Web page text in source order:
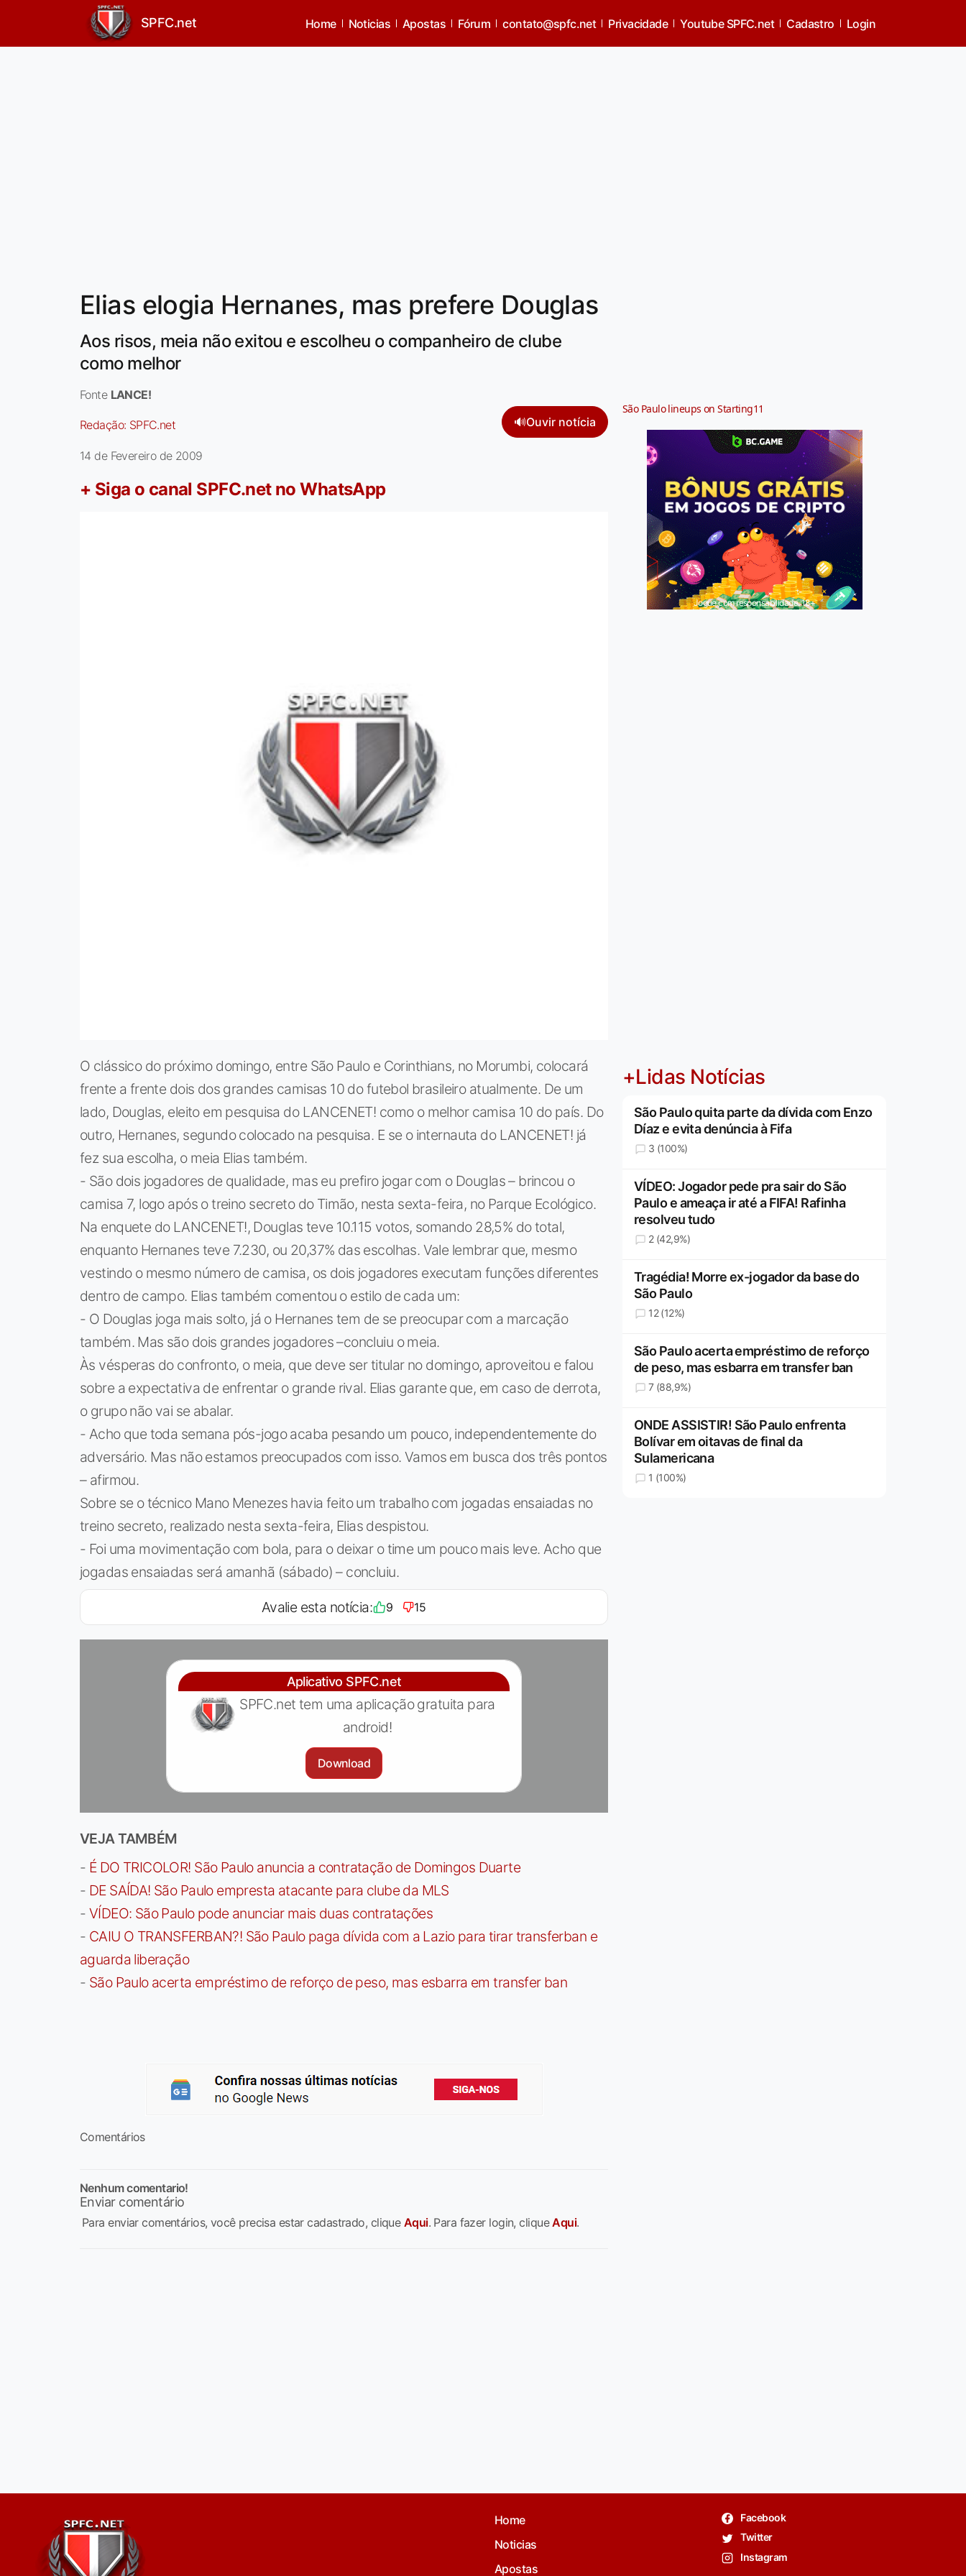
SPFC.net Home Noticias Apostas Fórum contato@spfc.net Privacidade Youtube SPFC.net Cadastro Login
Elias elogia Hernanes, mas prefere Douglas
Aos risos, meia não exitou e escolheu o companheiro de clube
como melhor
Fonte LANCE!
Redação: SPFC.net 🔊Ouvir notícia
14 de Fevereiro de 2009
+ Siga o canal SPFC.net no WhatsApp
O clássico do próximo domingo, entre São Paulo e Corinthians, no Morumbi, colocará
frente a frente dois dos grandes camisas 10 do futebol brasileiro atualmente. De um
lado, Douglas, eleito em pesquisa do LANCENET! como o melhor camisa 10 do país. Do
outro, Hernanes, segundo colocado na pesquisa. E se o internauta do LANCENET! já
fez sua escolha, o meia Elias também.
- São dois jogadores de qualidade, mas eu prefiro jogar com o Douglas – brincou o
camisa 7, logo após o treino secreto do Timão, nesta sexta-feira, no Parque Ecológico.
Na enquete do LANCENET!, Douglas teve 10.115 votos, somando 28,5% do total,
enquanto Hernanes teve 7.230, ou 20,37% das escolhas. Vale lembrar que, mesmo
vestindo o mesmo número de camisa, os dois jogadores executam funções diferentes
dentro de campo. Elias também comentou o estilo de cada um:
- O Douglas joga mais solto, já o Hernanes tem de se preocupar com a marcação
também. Mas são dois grandes jogadores –concluiu o meia.
Às vésperas do confronto, o meia, que deve ser titular no domingo, aproveitou e falou
sobre a expectativa de enfrentar o grande rival. Elias garante que, em caso de derrota,
o grupo não vai se abalar.
- Acho que toda semana pós-jogo acaba pesando um pouco, independentemente do
adversário. Mas não estamos preocupados com isso. Vamos em busca dos três pontos
– afirmou.
Sobre se o técnico Mano Menezes havia feito um trabalho com jogadas ensaiadas no
treino secreto, realizado nesta sexta-feira, Elias despistou.
- Foi uma movimentação com bola, para o deixar o time um pouco mais leve. Acho que
jogadas ensaiadas será amanhã (sábado) – concluiu.
Avalie esta notícia: 9 15
Aplicativo SPFC.net
SPFC.net tem uma aplicação gratuita para
android!
Download
VEJA TAMBÉM
- É DO TRICOLOR! São Paulo anuncia a contratação de Domingos Duarte
- DE SAÍDA! São Paulo empresta atacante para clube da MLS
- VÍDEO: São Paulo pode anunciar mais duas contratações
- CAIU O TRANSFERBAN?! São Paulo paga dívida com a Lazio para tirar transferban e
aguarda liberação
- São Paulo acerta empréstimo de reforço de peso, mas esbarra em transfer ban
Comentários
Nenhum comentario!
Enviar comentário
Para enviar comentários, você precisa estar cadastrado, clique Aqui. Para fazer login, cliqueAqui.
São Paulo lineups on Starting11
Jogue com responsabilidade. 18+
+Lidas Notícias
São Paulo quita parte da dívida com Enzo
Díaz e evita denúncia à Fifa
3 (100%)
VÍDEO: Jogador pede pra sair do São
Paulo e ameaça ir até a FIFA! Rafinha
resolveu tudo
2 (42,9%)
Tragédia! Morre ex-jogador da base do
São Paulo
12 (12%)
São Paulo acerta empréstimo de reforço
de peso, mas esbarra em transfer ban
7 (88,9%)
ONDE ASSISTIR! São Paulo enfrenta
Bolívar em oitavas de final da
Sulamericana
1 (100%)
Home
Noticias
Apostas
Facebook
Twitter
Instagram